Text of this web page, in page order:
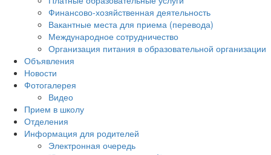
Финансово-хозяйственная деятельность
Вакантные места для приема (перевода)
Международное сотрудничество
Организация питания в образовательной организации
Объявления
Новости
Фотогалерея
Видео
Прием в школу
Отделения
Информация для родителей
Электронная очередь